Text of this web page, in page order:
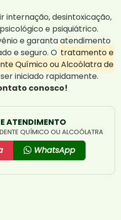
internação, desintoxicação,
e psiquiátrico.
e garanta atendimento
e seguro. O tratamento e
Químico ou Alcoólatra de
iniciado rapidamente.
conosco!
ATENDIMENTO
QUÍMICO OU ALCOÓLATRA
WhatsApp